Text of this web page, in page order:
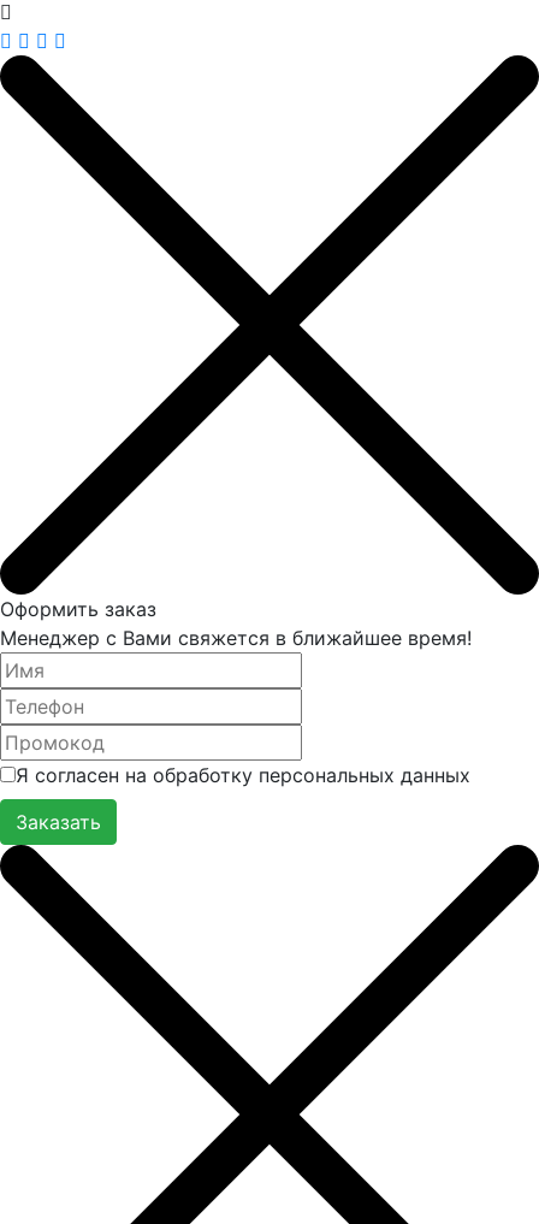
Оформить заказ
Менеджер с Вами свяжется в ближайшее время!
Я согласен на обработку персональных данных
Заказать